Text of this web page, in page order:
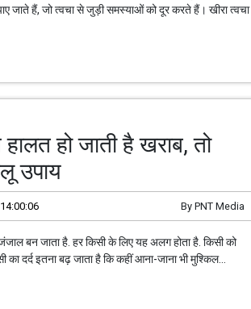
जाते हैं, जो त्वचा से जुड़ी समस्याओं को दूर करते हैं। खीरा त्वचा
हो जाती है खराब, तो
उपाय
By PNT Media
बन जाता है. हर किसी के लिए यह अलग होता है. किसी को
का दर्द इतना बढ़ जाता है कि कहीं आना-जाना भी मुश्किल...